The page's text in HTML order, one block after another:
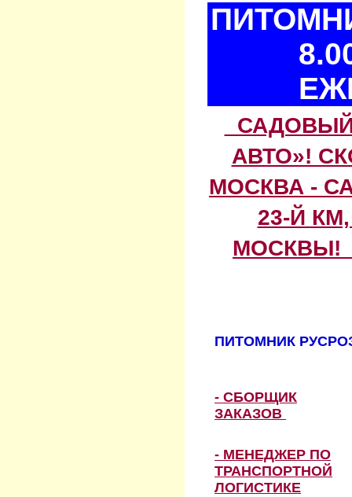
АВТО»!
МОСКВА -
23-Й
МОСКВЫ!
ПИТОМНИК
- СБОРЩИК
ЗАКАЗОВ
- МЕНЕДЖЕР ПО
ТРАНСПОРТНОЙ
ЛОГИСТИКЕ